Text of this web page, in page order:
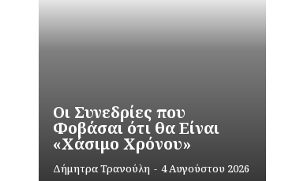
Οι Συνεδρίες που
Φοβάσαι ότι θα Είναι
«Χάσιμο Χρόνου»
Δήμητρα Τρανούλη - 4 Αυγούστου 2026